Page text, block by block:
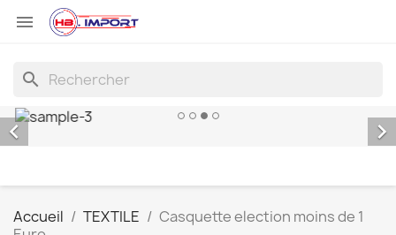

search
 
Accueil TEXTILE
Casquette election moins de 1